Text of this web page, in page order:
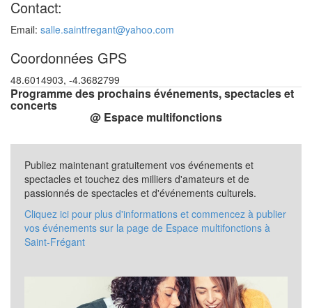
Contact:
Email: salle.saintfregant@yahoo.com
Coordonnées GPS
48.6014903, -4.3682799
Programme des prochains événements, spectacles et
concerts
@ Espace multifonctions
Publiez maintenant gratuitement vos événements et
spectacles et touchez des milliers d'amateurs et de
passionnés de spectacles et d'événements culturels.
Cliquez ici pour plus d'informations et commencez à publier
vos événements sur la page de Espace multifonctions à
Saint-Frégant